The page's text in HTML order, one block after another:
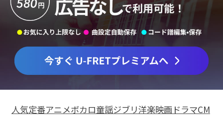
人気定番アニメボカロ童謡ジブリ洋楽映画ドラマCM